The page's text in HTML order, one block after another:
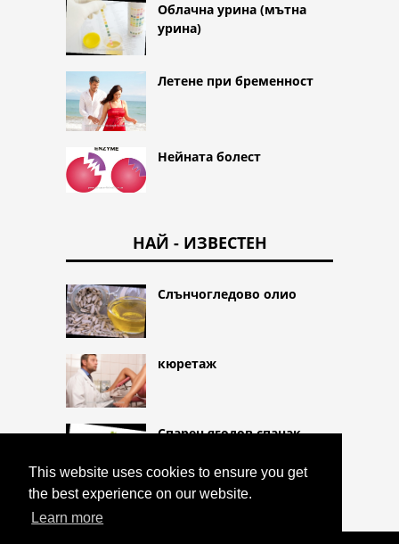
This website uses cookies to ensure you get
the best experience on our website.
Learn more
Облачна урина (мътна
урина)
Летене при бременност
Нейната болест
НАЙ - ИЗВЕСТЕН
Слънчогледово олио
кюретаж
Спарен ягодов спанак